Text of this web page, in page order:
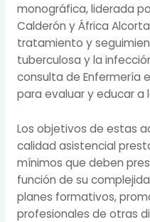
monográfica, liderada
Calderón y África
tratamiento y
tuberculosa y la
consulta de Enfermería
para evaluar y educar a
Los objetivos de estas
calidad asistencial
mínimos que deben
función de su
planes formativos,
profesionales de otras